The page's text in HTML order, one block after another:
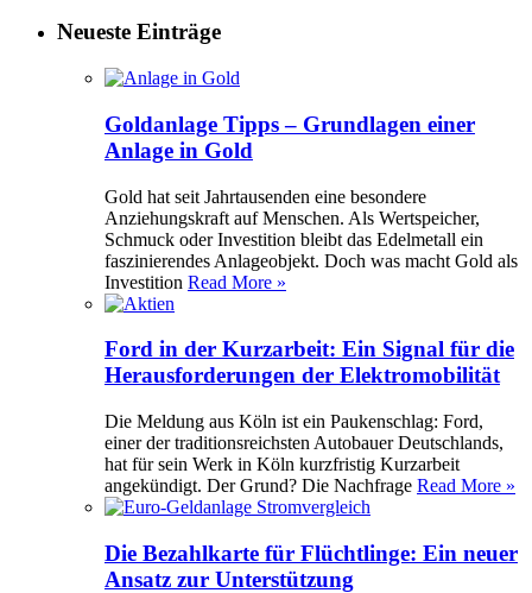
Neueste Einträge
Goldanlage Tipps – Grundlagen einer
Anlage in Gold
Gold hat seit Jahrtausenden eine besondere
Anziehungskraft auf Menschen. Als Wertspeicher,
Schmuck oder Investition bleibt das Edelmetall ein
faszinierendes Anlageobjekt. Doch was macht Gold als
Investition Read More »
Ford in der Kurzarbeit: Ein Signal für die
Herausforderungen der Elektromobilität
Die Meldung aus Köln ist ein Paukenschlag: Ford,
einer der traditionsreichsten Autobauer Deutschlands,
hat für sein Werk in Köln kurzfristig Kurzarbeit
angekündigt. Der Grund? Die Nachfrage Read More »
Die Bezahlkarte für Flüchtlinge: Ein neuer
Ansatz zur Unterstützung